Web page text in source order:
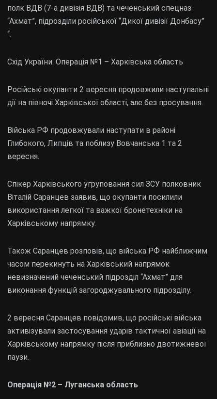
полк ВДВ (7-а дивізія ВДВ) та чеченський спецназ
“Ахмат”, підрозділи російської “Дикої дивізії Донбасу”
“.
Схід України. Операція №1 – Харківська область
Російські окупанти 2 вересня продовжили наступальні
дії на півночі Харківської області, але без просування.
Війська РФ продовжували наступати в районі
Глибокого, Липців та поблизу Вовчанська 1 та 2
вересня.
Спікер Харківського угруповання сил ЗСУ полковник
Віталій Саранцев заявив, що окупанти посилили
використання легкої та важкої бронетехніки на
Харківському напрямку.
Також Саранцев розповів, що війська РФ найближчим
часом перекинуть на Харківський напрямок
невизначений чеченський підрозділ “Ахмат” для
виконання функцій загороджувального підрозділу.
2 вересня Саранцев повідомив, що російські війська
активізували застосування ударів тактичної авіації на
Харківському напрямку після приблизно двотижневої
паузи.
Операція №2 – Луганська область